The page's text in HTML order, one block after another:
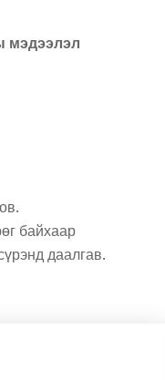
мэдээлэл
байхаар
даалгав.